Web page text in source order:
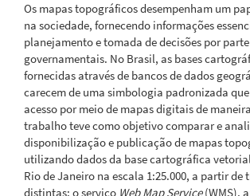
Os mapas topográficos desempenham um
na sociedade, fornecendo informações
planejamento e tomada de decisões por
governamentais. No Brasil, as bases
fornecidas através de bancos de dados
carecem de uma simbologia padronizada
acesso por meio de mapas digitais de
trabalho teve como objetivo comparar e
disponibilização e publicação de mapas
utilizando dados da base cartográfica
Rio de Janeiro na escala 1:25.000, a partir de
distintas: o serviço Web Map Service(WMS),